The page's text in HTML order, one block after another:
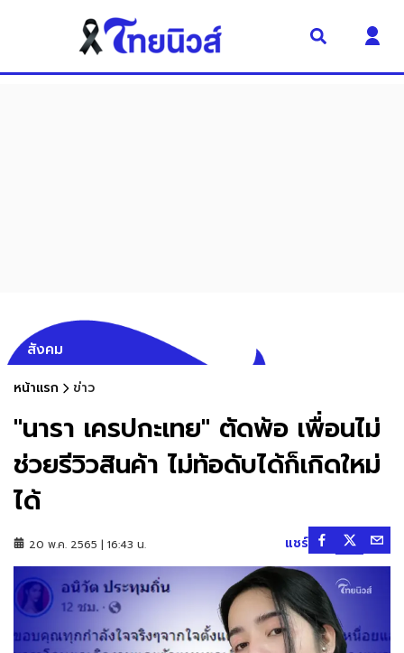
สังคม
หน้าแรก ข่าว
"นารา เครปกะเทย" ตัดพ้อ เพื่อนไม่
ช่วยรีวิวสินค้า ไม่ท้อดับได้ก็เกิดใหม่
ได้
20 พ.ค. 2565 | 16:43 น. แชร์